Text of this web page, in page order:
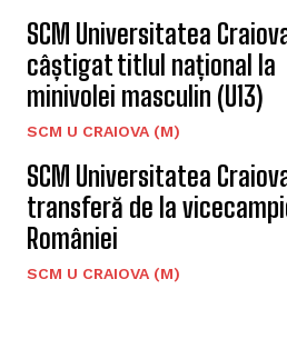
SCM Universitatea
câștigat titlul național la
minivolei masculin (U13)
SCM U CRAIOVA (M)
SCM Universitatea
transferă de la
României
SCM U CRAIOVA (M)